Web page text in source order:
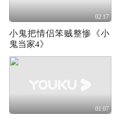
02:17
小鬼把情侣笨贼整惨《小
鬼当家4》
01:07